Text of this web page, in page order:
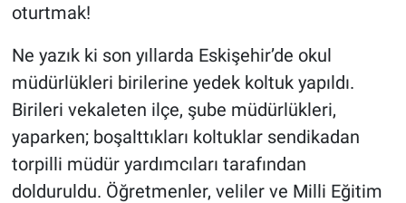
oturtmak!
Ne yazık ki son yıllarda Eskişehir’de okul
müdürlükleri birilerine yedek koltuk yapıldı.
Birileri vekaleten ilçe, şube müdürlükleri,
yaparken; boşalttıkları koltuklar sendikadan
torpilli müdür yardımcıları tarafından
dolduruldu. Öğretmenler, veliler ve Milli Eğitim